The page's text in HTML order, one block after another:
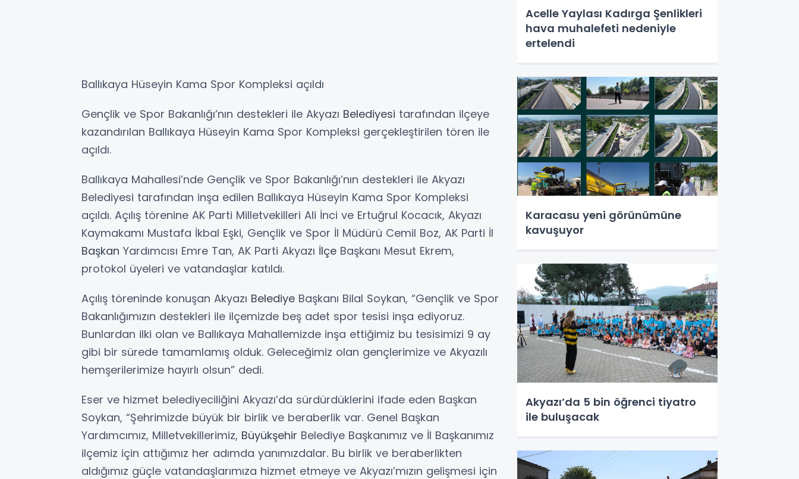
Ballıkaya Hüseyin Kama Spor Kompleksi açıldı
Gençlik ve Spor Bakanlığı’nın destekleri ile Akyazı Belediyesi tarafından ilçeye
kazandırılan Ballıkaya Hüseyin Kama Spor Kompleksi gerçekleştirilen tören ile
açıldı.
Ballıkaya Mahallesi’nde Gençlik ve Spor Bakanlığı’nın destekleri ile Akyazı
Belediyesi tarafından inşa edilen Ballıkaya Hüseyin Kama Spor Kompleksi
açıldı. Açılış törenine AK Parti Milletvekilleri Ali İnci ve Ertuğrul Kocacık, Akyazı
Kaymakamı Mustafa İkbal Eşki, Gençlik ve Spor İl Müdürü Cemil Boz, AK Parti İl
Başkan Yardımcısı Emre Tan, AK Parti Akyazı İlçe Başkanı Mesut Ekrem,
protokol üyeleri ve vatandaşlar katıldı.
Açılış töreninde konuşan Akyazı Belediye Başkanı Bilal Soykan, “Gençlik ve Spor
Bakanlığımızın destekleri ile ilçemizde beş adet spor tesisi inşa ediyoruz.
Bunlardan ilki olan ve Ballıkaya Mahallemizde inşa ettiğimiz bu tesisimizi 9 ay
gibi bir sürede tamamlamış olduk. Geleceğimiz olan gençlerimize ve Akyazılı
hemşerilerimize hayırlı olsun” dedi.
Eser ve hizmet belediyeciliğini Akyazı’da sürdürdüklerini ifade eden Başkan
Soykan, “Şehrimizde büyük bir birlik ve beraberlik var. Genel Başkan
Yardımcımız, Milletvekillerimiz, Büyükşehir Belediye Başkanımız ve İl Başkanımız
ilçemiz için attığımız her adımda yanımızdalar. Bu birlik ve beraberlikten
aldığımız güçle vatandaşlarımıza hizmet etmeye ve Akyazı’mızın gelişmesi için
Acelle Yaylası Kadırga Şenlikleri
hava muhalefeti nedeniyle
ertelendi
Karacasu yeni görünümüne
kavuşuyor
Akyazı’da 5 bin öğrenci tiyatro
ile buluşacak